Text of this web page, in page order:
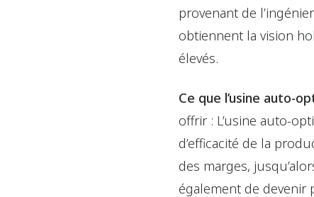
provenant de
obtiennent la vision
élevés.
Ce que l’usine auto-
offrir : L’usine auto-
d’efficacité de la
des marges,
également de devenir